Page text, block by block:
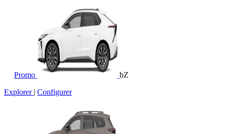
Promo
bZ
Explorer | Configurer